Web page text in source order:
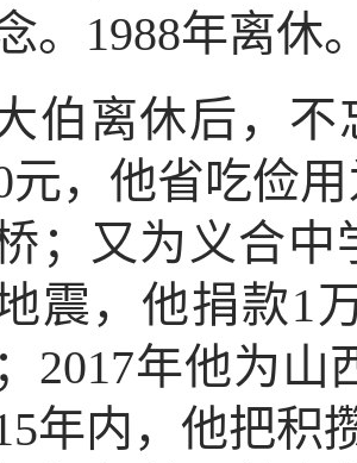
。1988年离休
伯离休后，
元，他省吃俭
；又为义合中
震，他捐款1
2017年他为
年内，他把积